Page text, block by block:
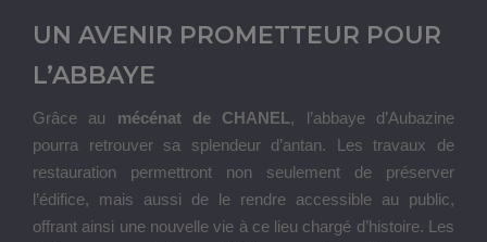
UN AVENIR PROMETTEUR POUR
L’ABBAYE
Grâce au mécénat de CHANEL, l’abbaye d’Aubazine
pourra retrouver sa splendeur d’antan. Les travaux de
restauration permettront non seulement de préserver
l’édifice, mais aussi de le rendre accessible au public,
offrant ainsi une nouvelle vie à ce lieu chargé d’histoire. Les